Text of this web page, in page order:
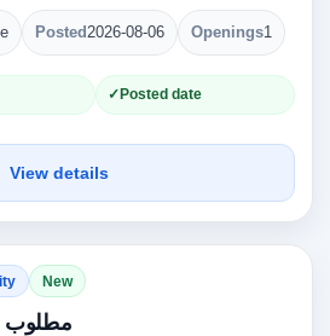
Posted2026-08-06 Openings1
Posted date
View details
New
مطلوب